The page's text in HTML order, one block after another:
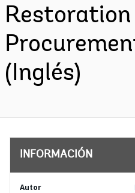
(Inglés)
INFORMACIÓN
Autor